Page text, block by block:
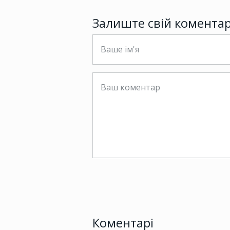
Залиште свій
Коментарі